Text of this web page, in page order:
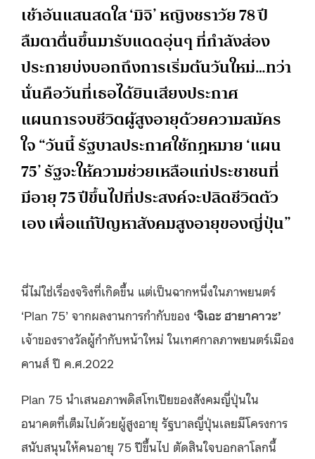
เช้าอันแสนสดใส ‘มิจิ’ หญิงชราวัย 78 ปี
ลืมตาตื่นขึ้นมารับแดดอุ่นๆ ที่กำลังส่อง
ประกายบ่งบอกถึงการเริ่มต้นวันใหม่…ทว่า
นั่นคือวันที่เธอได้ยินเสียงประกาศ
แผนการจบชีวิตผู้สูงอายุด้วยความสมัคร
ใจ “วันนี้ รัฐบาลประกาศใช้กฎหมาย ‘แผน
75’ รัฐจะให้ความช่วยเหลือแก่ประชาชนที่
มีอายุ 75 ปีขึ้นไปที่ประสงค์จะปลิดชีวิตตัว
เอง เพื่อแก้ปัญหาสังคมสูงอายุของญี่ปุ่น”
นี่ไม่ใช่เรื่องจริงที่เกิดขึ้น แต่เป็นฉากหนึ่งในภาพยนตร์
‘Plan 75’ จากผลงานการกำกับของ ‘จิเอะ ฮายาคาวะ’
เจ้าของรางวัลผู้กำกับหน้าใหม่ ในเทศกาลภาพยนตร์เมือง
คานส์ ปี ค.ศ.2022
Plan 75 นำเสนอภาพดิสโทเปียของสังคมญี่ปุ่นใน
อนาคตที่เต็มไปด้วยผู้สูงอายุ รัฐบาลญี่ปุ่นเลยมีโครงการ
สนับสนุนให้คนอายุ 75 ปีขึ้นไป ตัดสินใจบอกลาโลกนี้